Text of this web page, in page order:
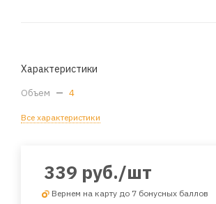
Характеристики
Объем — 4
Все характеристики
339 руб./шт
Вернем на карту до 7 бонусных баллов